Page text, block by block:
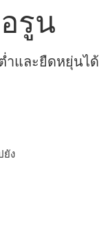
รูน
ำและยืดหยุ่นได้
ยัง